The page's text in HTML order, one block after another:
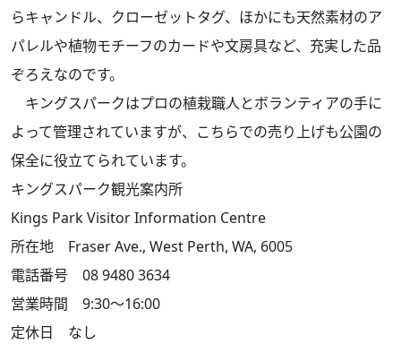
らキャンドル、クローゼットタグ、ほかにも天然素材のア
パレルや植物モチーフのカードや文房具など、充実した品
ぞろえなのです。
キングスパークはプロの植栽職人とボランティアの手に
よって管理されていますが、こちらでの売り上げも公園の
保全に役立てられています。
キングスパーク観光案内所
Kings Park Visitor Information Centre
所在地 Fraser Ave., West Perth, WA, 6005
電話番号 08 9480 3634
営業時間 9:30～16:00
定休日 なし